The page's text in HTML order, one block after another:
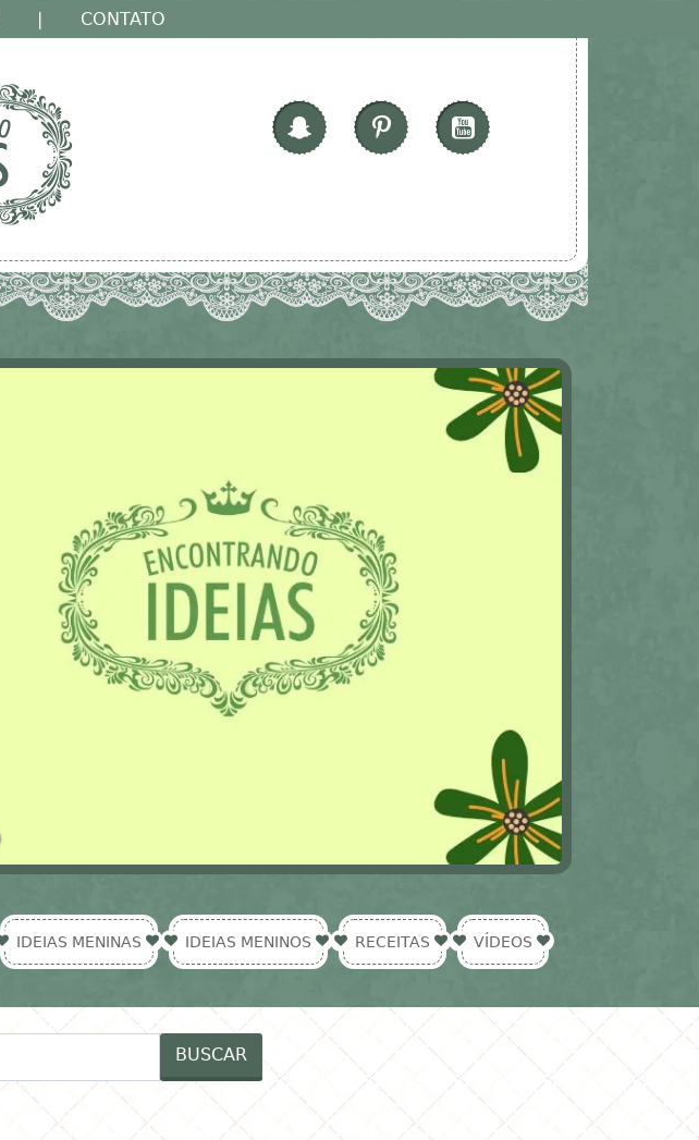
| CONTATO
IDEIAS MENINAS IDEIAS MENINOS RECEITAS VÍDEOS